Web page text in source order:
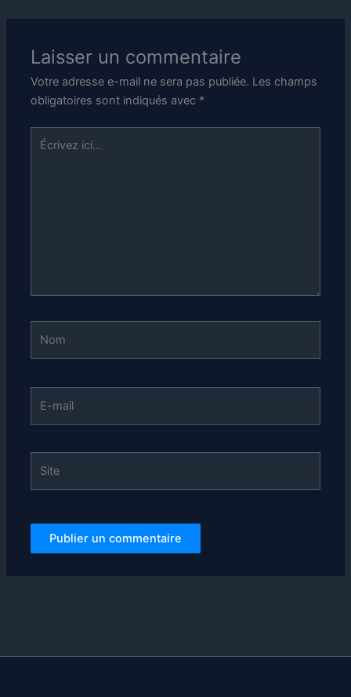
Laisser un commentaire
Votre adresse e-mail ne sera pas publiée. Les champs
obligatoires sont indiqués avec *
Écrivez
mail